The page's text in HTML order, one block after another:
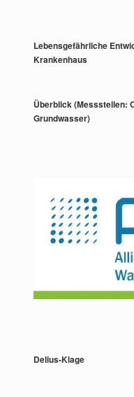
Lebensgefährliche
Krankenhaus
Überblick (Messstellen:
Grundwasser)
Delius-Klage